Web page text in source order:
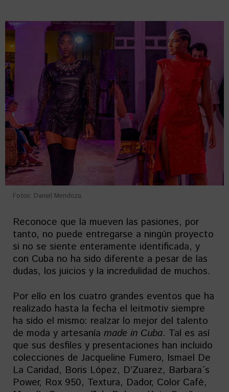
Fotos: Daniel Mendoza.
Reconoce que la mueven las pasiones, por
tanto, no puede entregarse a ningún proyecto
si no se siente enteramente identificada, y
con Cuba no ha sido diferente a pesar de las
dudas, los juicios y la incredulidad de muchos.
Por ello en los cuatro grandes eventos que ha
realizado hasta la fecha el leitmotiv siempre
ha sido el mismo: realzar lo mejor del talento
de moda y artesanía made in Cuba. Tal es así
que sus desfiles y presentaciones han incluido
colecciones de Jacqueline Fumero, Ismael De
La Caridad, Boris López, D’Zuarez, Barbara´s
Power, Rox 950, Textura, Dador, Color Café,